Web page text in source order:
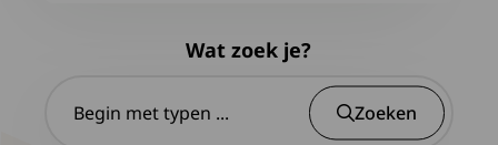
Wat zoek je?
Zoeken